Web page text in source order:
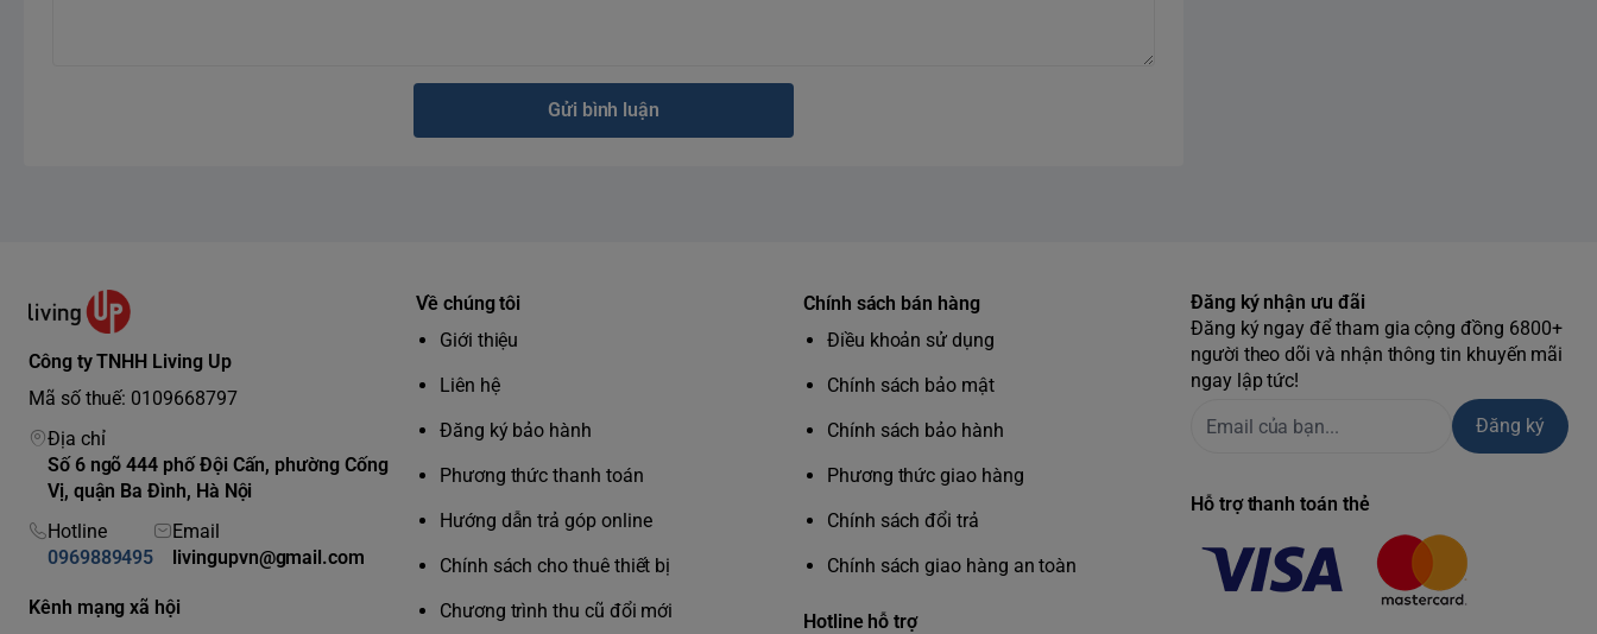
Gửi bình luận
Công ty TNHH Living Up
Mã số thuế: 0109668797
Địa chỉ
Số 6 ngõ 444 phố Đội Cấn, phường Cống
Vị, quận Ba Đình, Hà Nội
Hotline
0969889495
Email
livingupvn@gmail.com
Kênh mạng xã hội
Về chúng tôi
Giới thiệu
Liên hệ
Đăng ký bảo hành
Phương thức thanh toán
Hướng dẫn trả góp online
Chính sách cho thuê thiết bị
Chương trình thu cũ đổi mới
Chính sách bán hàng
Điều khoản sử dụng
Chính sách bảo mật
Chính sách bảo hành
Phương thức giao hàng
Chính sách đổi trả
Chính sách giao hàng an toàn
Hotline hỗ trợ
Đăng ký nhận ưu đãi
Đăng ký ngay để tham gia cộng đồng 6800+
người theo dõi và nhận thông tin khuyến mãi
ngay lập tức!
Đăng ký
Hỗ trợ thanh toán thẻ